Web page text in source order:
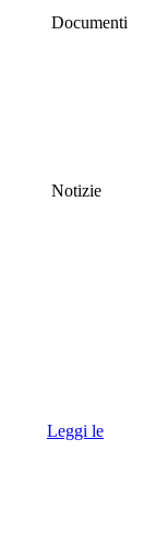
Documenti
Notizie
Leggi le